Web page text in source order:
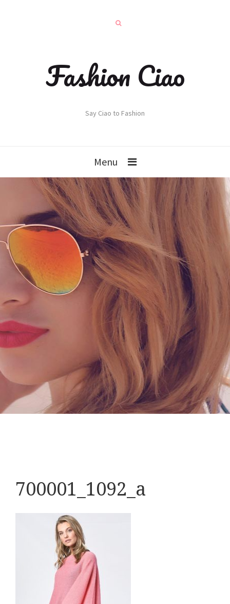
Fashion Ciao
Say Ciao to Fashion
Menu
700001_1092_a